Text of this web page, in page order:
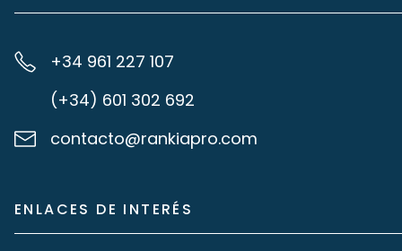
+34 961 227 107
(+34) 601 302 692
contacto@rankiapro.com
ENLACES DE INTERÉS